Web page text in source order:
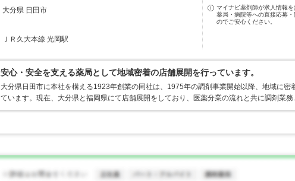
大分県 日田市
ＪＲ久大本線 光岡駅
マイナビ薬剤師が求人情報を
薬局・病院等への直接応募
のでご安心ください。
安心・安全を支える薬局として地域密着の店舗展開を行っています。
大分県日田市に本社を構える1923年創業の同社は、1975年の調剤事業開始以降、地域に密
ています。現在、大分県と福岡県にて店舗展開をしており、医薬分業の流れと共に調剤業